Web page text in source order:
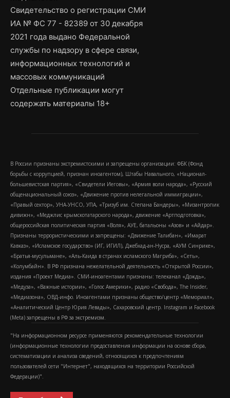
Свидетельство о регистрации СМИ
ИА № ФС 77 - 82389 от 30 декабря
2021 года выдано Федеральной
службы по надзору в сфере связи,
информационных технологий и
массовых коммуникаций
Отдельные публикации могут
содержать материалы 18+
В России признаны экстремистскими и запрещены организации: ФБК (Фонд
борьбы с коррупцией, признан иноагентом), Штабы Навального, «Национал-
большевистская партия», «Свидетели Иеговы», «Армия воли народа», «Русский
общенациональный союз», «Движение против нелегальной иммиграции»,
«Правый сектор», УНА-УНСО, УПА, «Тризуб им. Степана Бандеры», «Мизантропик
дивижн», «Меджлис крымскотатарского народа», движение «Артподготовка»,
общероссийская политическая партия «Воля», АУЕ, батальоны «Азов» и «Айдар».
Признаны террористическими и запрещены: «Движение Талибан», «Имарат
Кавказ», «Исламское государство» (ИГ, ИГИЛ), Джебхад-ан-Нусра, «АУМ Синрике»,
«Братья-мусульмане», «Аль-Каида в странах исламского Магриба», «Сеть»,
«Колумбайн». В РФ признана нежелательной деятельность «Открытой России»,
издания «Проект Медиа». СМИ-иноагентами признаны: телеканал «Дождь»,
«Медуза», «Важные истории», «Голос Америки», радио «Свобода», The Insider,
«Медиазона», ОВД-инфо. Иноагентами признаны общество/центр «Мемориал»,
«Аналитический Центр Юрия Левады», Сахаровский центр. Instagram и Facebook
(Metа) запрещены в РФ за экстремизм.
"На информационном ресурсе применяются рекомендательные технологии
(информационные технологии предоставления информации на основе сбора,
систематизации и анализа сведений, относящихся к предпочтениям
пользователей сети "Интернет", находящихся на территории Российской
Федерации)".